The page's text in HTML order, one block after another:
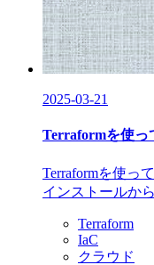
2025-03-21
Terraformを使っ
Terraformを使っ
インストールか
Terraform
IaC
クラウド